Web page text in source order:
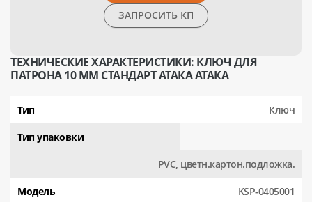
ЗАПРОСИТЬ КП
ТЕХНИЧЕСКИЕ ХАРАКТЕРИСТИКИ: КЛЮЧ ДЛЯ
ПАТРОНА 10 ММ СТАНДАРТ АТАКА АТАКА
Тип Ключ
Тип упаковки
PVC, цветн.картон.подложка.
Модель KSP-0405001